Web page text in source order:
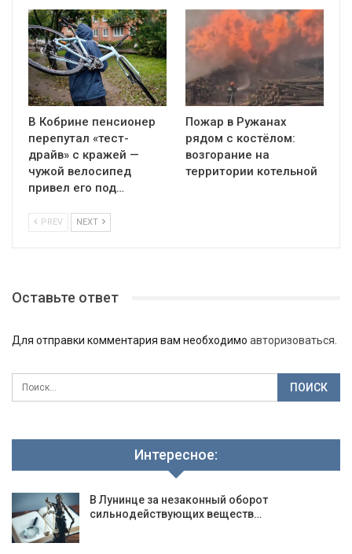
В Кобрине пенсионер
перепутал «тест-
драйв» с кражей —
чужой велосипед
привел его под…
Пожар в Ружанах
рядом с костёлом:
возгорание на
территории котельной
PREV NEXT
Оставьте ответ
Для отправки комментария вам необходимо авторизоваться.
Интересное:
В Лунинце за незаконный оборот
сильнодействующих веществ…